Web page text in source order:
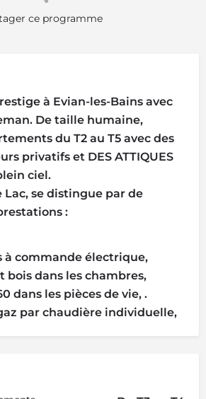
ce programme
à Evian-les-Bains avec
De taille humaine,
du T2 au T5 avec des
privatifs et DES ATTIQUES
ciel.
Lac, se distingue par de
:
à commande électrique,
bois dans les chambres,
dans les pièces de vie, .
par chaudière individuelle,